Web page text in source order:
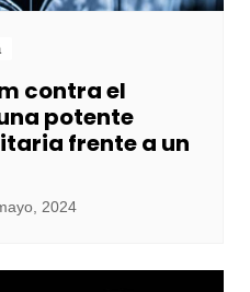
contra el
potente
frente a un
2024